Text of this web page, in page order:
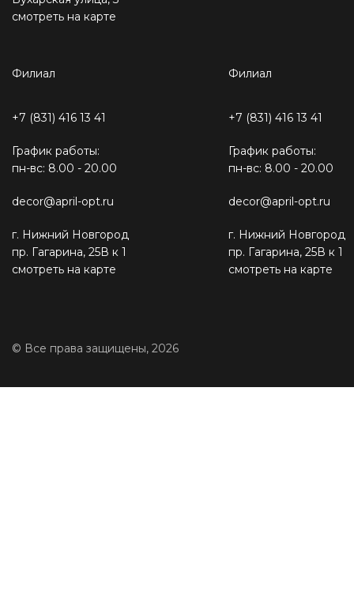
смотреть на карте
Филиал
+7 (831) 416 13 41
График работы:
пн-вс: 8.00 - 20.00
decor@april-opt.ru
г. Нижний Новгород
пр. Гагарина, 25В к 1
смотреть на карте
Филиал
+7 (831) 416 13 41
График работы:
пн-вс: 8.00 - 20.00
decor@april-opt.ru
г. Нижний Новгород
пр. Гагарина, 25В к 1
смотреть на карте
© Все права защищены, 2026